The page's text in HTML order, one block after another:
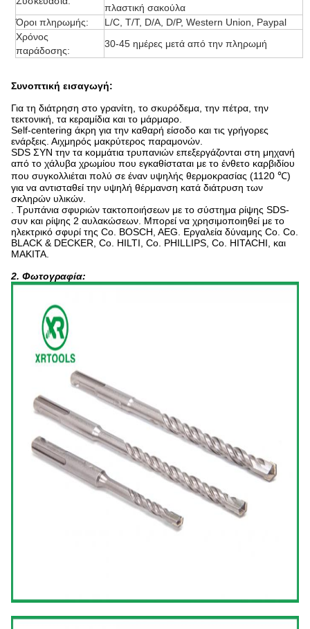
πλαστική σακούλα
Όροι πληρωμής:
L/C, T/T, D/A, D/P, Western Union, Paypal
Χρόνος
παράδοσης:
30-45 ημέρες μετά από την πληρωμή
Συνοπτική εισαγωγή:
Για τη διάτρηση στο γρανίτη, το σκυρόδεμα, την πέτρα, την
τεκτονική, τα κεραμίδια και το μάρμαρο.
Self-centering άκρη για την καθαρή είσοδο και τις γρήγορες
ενάρξεις. Αιχμηρός μακρύτερος παραμονών.
SDS ΣΥΝ την τα κομμάτια τρυπανιών επεξεργάζονται στη μηχανή
από το χάλυβα χρωμίου που εγκαθίσταται με το ένθετο καρβιδίου
που συγκολλιέται πολύ σε έναν υψηλής θερμοκρασίας (1120 ℃)
για να αντισταθεί την υψηλή θέρμανση κατά διάτρυση των
σκληρών υλικών.
. Τρυπάνια σφυριών τακτοποιήσεων με το σύστημα ρίψης SDS-
συν και ρίψης 2 αυλακώσεων. Μπορεί να χρησιμοποιηθεί με το
ηλεκτρικό σφυρί της Co. BOSCH, AEG. Εργαλεία δύναμης Co. Co.
BLACK & DECKER, Co. HILTI, Co. PHILLIPS, Co. HITACHI, και
MAKITA.
2. Φωτογραφία: